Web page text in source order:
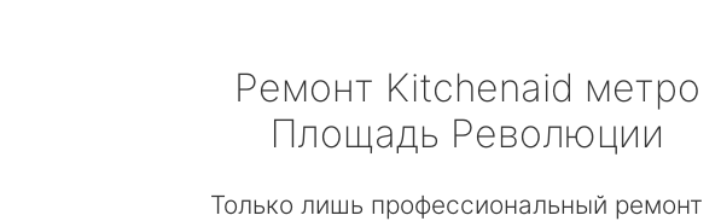
Ремонт Kitchenaid метро
Площадь Революции
Только лишь профессиональный ремонт